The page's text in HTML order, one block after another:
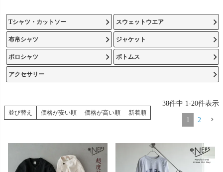
Tシャツ・カットソー スウェットウエア
布帛シャツ ジャケット
ポロシャツ ボトムス
アクセサリー
並び替え 価格が安い順 価格が高い順 新着順
38件中 1-20件表示
1 2